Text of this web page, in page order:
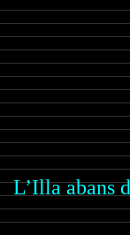
L’Illa abans